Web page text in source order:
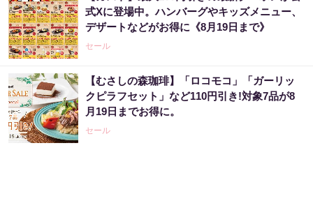
式Xに登場中。ハンバーグやキッズメニュー、
デザートなどがお得に《8月19日まで》
セール
【むさしの森珈琲】「ロコモコ」「ガーリッ
クピラフセット」など110円引き!対象7品が8
月19日までお得に。
セール